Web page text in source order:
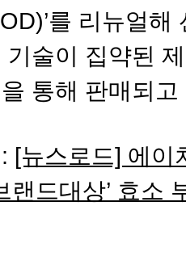
를 리뉴얼
기술이 집약된
통해 판매되고
[뉴스로드] 에이
랜드대상’ 효소